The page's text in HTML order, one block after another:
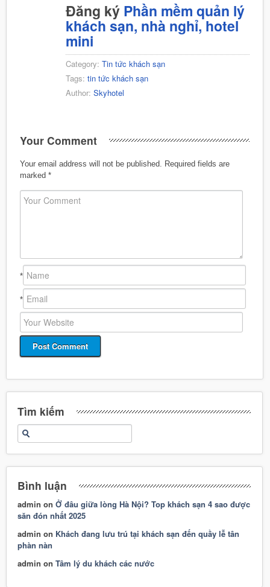
Đăng ký Phần mềm quản lý
khách sạn, nhà nghỉ, hotel
mini
Category: Tin tức khách sạn
Tags: tin tức khách sạn
Author: Skyhotel
Your Comment
Your email address will not be published. Required fields are
marked *
*
*
Tìm kiếm
Bình luận
admin onỞ đâu giữa lòng Hà Nội? Top khách sạn 4 sao được
săn đón nhất 2025
admin on Khách đang lưu trú tại khách sạn đến quầy lễ tân
phàn nàn
admin onTâm lý du khách các nước